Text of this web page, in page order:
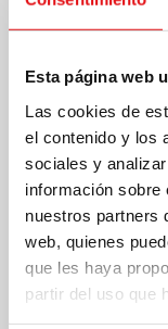
Esta página web
Las cookies de
el contenido y los
sociales y
información sobre
nuestros partners
web, quienes
que les haya
partir del uso que